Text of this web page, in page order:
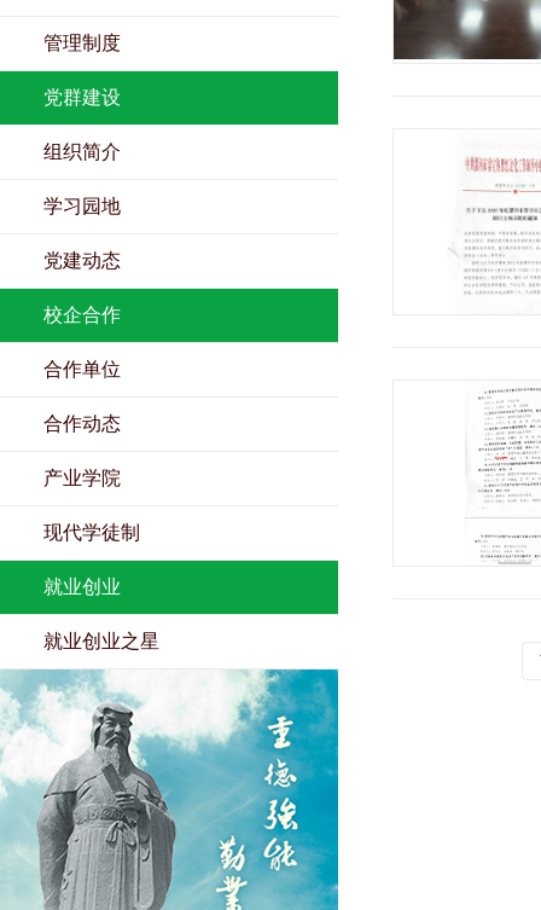
管理制度
党群建设
组织简介
学习园地
党建动态
校企合作
合作单位
合作动态
产业学院
现代学徒制
就业创业
就业创业之星